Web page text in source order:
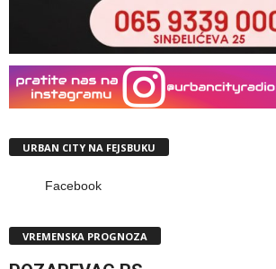
URBAN CITY NA FEJSBUKU
Facebook
VREMENSKA PROGNOZA